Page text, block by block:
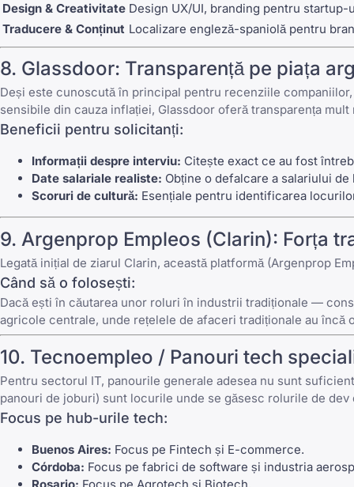
Design & Creativitate Design UX/UI, branding pentru startup-
Traducere & Conținut Localizare engleză-spaniolă pentru
8. Glassdoor: Transparență pe piața
Deși este cunoscută în principal pentru recenziile
sensibile din cauza inflației, Glassdoor oferă transparența mult
Beneficii pentru solicitanți:
Informații despre interviu: Citește exact ce au fost
Date salariale realiste: Obține o defalcare a salariului
Scoruri de cultură: Esențiale pentru identificarea
9. Argenprop Empleos (Clarin): Forța
Legată inițial de ziarul Clarin, această platformă (Argenprop
Când să o folosești:
Dacă ești în căutarea unor roluri în industrii tradiționale —
agricole centrale, unde rețelele de afaceri tradiționale au încă
10. Tecnoempleo / Panouri tech
Pentru sectorul IT, panourile generale adesea nu sunt
panouri de joburi) sunt locurile unde se găsesc rolurile de dev
Focus pe hub-urile tech:
Buenos Aires: Focus pe Fintech și E-commerce.
Córdoba: Focus pe fabrici de software și industria